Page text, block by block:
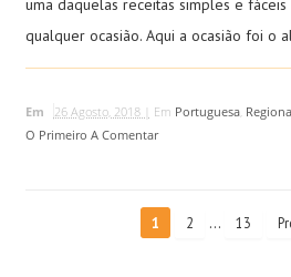
uma daquelas receitas simples e
qualquer ocasião. Aqui a ocasião foi o
Em 26 Agosto, 2018 | Em Portuguesa,
O Primeiro A Comentar
1 2 … 13